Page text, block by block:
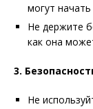
могут
Не держите
как она
3.
Не